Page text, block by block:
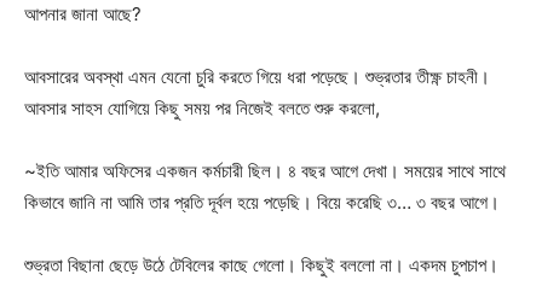
আপনার জানা আছে?
আবসারের অবস্থা এমন যেনো চুরি করতে গিয়ে ধরা পড়েছে। শুভ্রতার তীক্ষ্ণ চাহনী।
আবসার সাহস যোগিয়ে কিছু সময় পর নিজেই বলতে শুরু করলো,
~ইতি আমার অফিসের একজন কর্মচারী ছিল। ৪ বছর আগে দেখা। সময়ের সাথে সাথে
কিভাবে জানি না আমি তার প্রতি দূর্বল হয়ে পড়েছি। বিয়ে করেছি ৩… ৩ বছর আগে।
শুভ্রতা বিছানা ছেড়ে উঠে টেবিলের কাছে গেলো। কিছুই বললো না। একদম চুপচাপ।